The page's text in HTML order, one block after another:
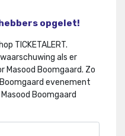
opgelet!
TICKETALERT.
als er
Masood Boomgaard. Zo
evenement
Boomgaard